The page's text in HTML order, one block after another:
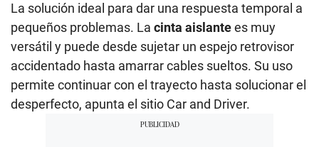
La solución ideal para dar una respuesta temporal a
pequeños problemas. La cinta aislantees muy
versátil y puede desde sujetar un espejo retrovisor
accidentado hasta amarrar cables sueltos. Su uso
permite continuar con el trayecto hasta solucionar el
desperfecto, apunta el sitio Car and Driver.